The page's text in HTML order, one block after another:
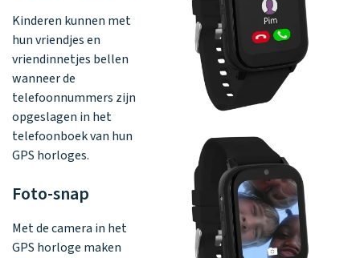
Kinderen kunnen met
hun vriendjes en
vriendinnetjes bellen
wanneer de
telefoonnummers zijn
opgeslagen in het
telefoonboek van hun
GPS horloges.
Foto-snap
Met de camera in het
GPS horloge maken